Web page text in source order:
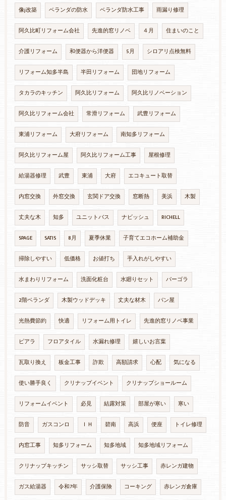
像j改築 ベランダの防水 ベランダ防水工事 雨漏り修理
阿久比町リフォーム会社 先進的窓リノベ ４月 住まいのこと
介護リフォーム 和便器から洋便器 5月 シロアリ点検無料
リフォーム知多半島 半田リフォーム 団地リフォーム
タカラのキッチン 阿久比リフォーム 阿久比リノベーション
阿久比リフォーム会社 常滑リフォーム 武豊リフォーム
東浦リフォーム 大府リフォーム 南知多リフォーム
阿久比リフォーム屋 阿久比リフォーム工事 屋根修理
給湯器修理 武豊 東浦 大府 エコキュート取替
内窓交換 外窓交換 玄関ドア交換 窓断熱 美浜 木製
丈夫な木 知多 ユニットバス ナビッシュ RICHELL
SPAGE SATIS 8月 夏季休業 子育てエコホーム補助金
掃除しやすい 低価格 お値打ち 手入れがしやすい
水まわりリフォーム 洗面化粧台 水廻りセット パーゴラ
2階ベランダ 木製ウッドデッキ 丈夫な材木 パン屋
光熱費節約 快適 リフォーム用トイレ 先進的窓リノベ事業
ピアラ フロアタイル 水漏れ修理 嬉しいお言葉
瓦取り換え 板金工事 詐欺 高額請求 心配 気になる
使い勝手良く クリナップイベント クリナップショールーム
リフォームイベント 必見 結露対策 部屋が寒い 寒い
防音 ガスコンロ ＩＨ 碧南 高浜 便座 トイレ修理
内窓工事 知多リフォーム 知多地域 知多地域リフォーム
クリナップキッチン サッシ取替 サッシ工事 赤レンガ建物
ガス給湯器 令和7年 介護保険 コーキング 赤レンガ倉庫